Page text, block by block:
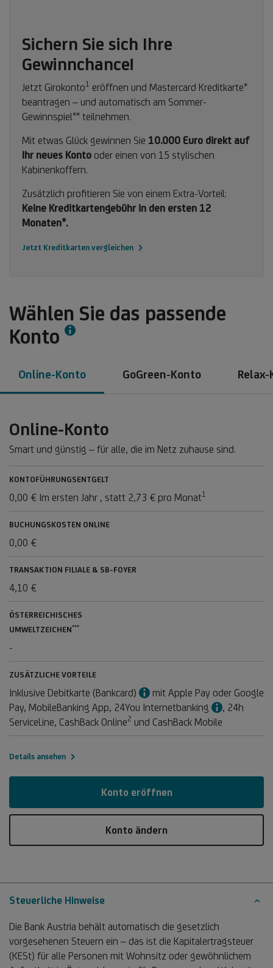
Sichern Sie sich Ihre
Gewinnchance!
Jetzt Girokonto1 Fußnote
1
eröffnen und Mastercard Kreditkarte*
beantragen – und automatisch am Sommer-
Gewinnspiel** teilnehmen.
Mit etwas Glück gewinnen Sie 10.000 Euro direkt auf
Ihr neues Konto oder einen von 15 stylischen
Kabinenkoffern.
Zusätzlich profitieren Sie von einem Extra-Vorteil:
Keine Kreditkartengebühr in den ersten 12
Monaten*.
Jetzt Kreditkarten vergleichen
Wählen Sie das passende
Konto
Info
Online-Konto GoGreen-Konto
Online-Konto
Smart und günstig – für alle, die im Netz zuhause sind.
KONTOFÜHRUNGSENTGELT
0,00 € Im ersten Jahr , statt 2,73 € pro Monat1
1
BUCHUNGSKOSTEN ONLINE
0,00 €
TRANSAKTION FILIALE & SB-FOYER
4,10 €
ÖSTERREICHISCHES
UMWELTZEICHEN***FUSSNOTE *
-
ZUSÄTZLICHE VORTEILE
Inklusive Debitkarte (Bankcard) Info
mit Apple Pay oder Google
Pay, MobileBanking App, 24You Internetbanking
Info
, 24h
ServiceLine, CashBack Online2 Fußnote
2
und CashBack Mobile
Details ansehen
Konto eröffnen
Konto ändern
Steuerliche Hinweise
Die Bank Austria behält automatisch die gesetzlich
vorgesehenen Steuern ein – das ist die Kapitalertragsteuer
(KESt) für alle Personen mit Wohnsitz oder gewöhnlichem